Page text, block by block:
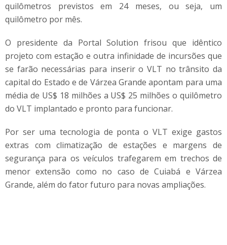
quilômetros previstos em 24 meses, ou seja, um
quilômetro por mês.
O presidente da Portal Solution frisou que idêntico
projeto com estação e outra infinidade de incursões que
se farão necessárias para inserir o VLT no trânsito da
capital do Estado e de Várzea Grande apontam para uma
média de US$ 18 milhões a US$ 25 milhões o quilômetro
do VLT implantado e pronto para funcionar.
Por ser uma tecnologia de ponta o VLT exige gastos
extras com climatização de estações e margens de
segurança para os veículos trafegarem em trechos de
menor extensão como no caso de Cuiabá e Várzea
Grande, além do fator futuro para novas ampliações.